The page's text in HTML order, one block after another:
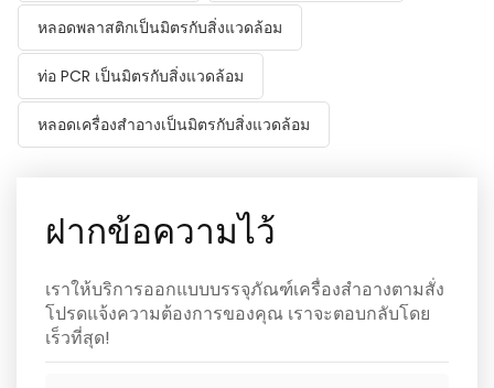
หลอดพลาสติกเป็นมิตรกับสิ่งแวดล้อม
ท่อ PCR เป็นมิตรกับสิ่งแวดล้อม
หลอดเครื่องสำอางเป็นมิตรกับสิ่งแวดล้อม
ฝากข้อความไว้
เราให้บริการออกแบบบรรจุภัณฑ์เครื่องสำอางตามสั่ง
โปรดแจ้งความต้องการของคุณ เราจะตอบกลับโดย
เร็วที่สุด!